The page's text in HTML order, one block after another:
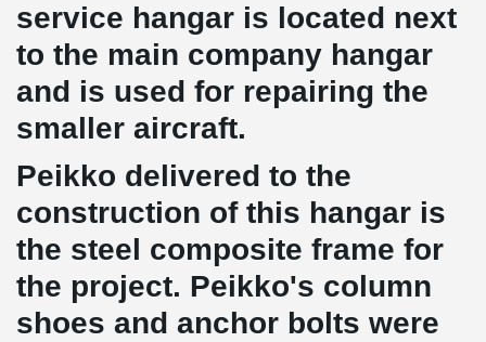
service hangar is located next
to the main company hangar
and is used for repairing the
smaller aircraft.
Peikko delivered to the
construction of this hangar is
the steel composite frame for
the project. Peikko's column
shoes and anchor bolts were